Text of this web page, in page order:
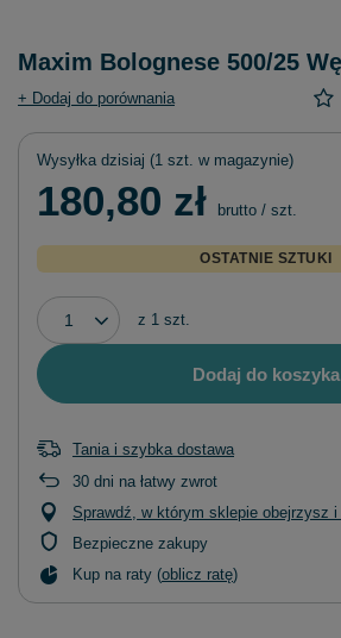
Maxim Bolognese 500/25
+ Dodaj do porównania
Wysyłka dzisiaj (1 szt. w magazynie)
180,80 zł brutto / szt.
OSTATNIE SZTUKI
z 1 szt.
Dodaj do koszyka
Tania i szybka dostawa
30 dni na łatwy zwrot
Sprawdź, w którym sklepie obejrzysz
Bezpieczne zakupy
Kup na raty (oblicz ratę)